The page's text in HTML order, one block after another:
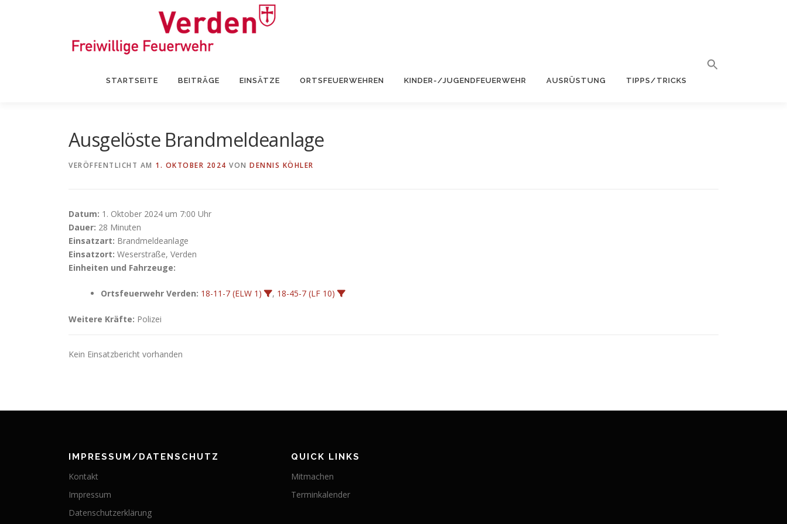
STARTSEITE BEITRÄGE EINSÄTZE ORTSFEUERWEHREN KINDER-/JUGENDFEUERWEHR AUSRÜSTUNG TIPPS/TRICKS
Ausgelöste Brandmeldeanlage
VERÖFFENTLICHT AM 1. OKTOBER 2024 VON DENNIS KÖHLER
Datum: 1. Oktober 2024 um 7:00 Uhr
Dauer: 28 Minuten
Einsatzart: Brandmeldeanlage
Einsatzort: Weserstraße, Verden
Einheiten und Fahrzeuge:
Ortsfeuerwehr Verden: 18-11-7 (ELW 1) , 18-45-7 (LF 10)
Weitere Kräfte: Polizei
Kein Einsatzbericht vorhanden
IMPRESSUM/DATENSCHUTZ
Kontakt
Impressum
Datenschutzerklärung
QUICK LINKS
Mitmachen
Terminkalender